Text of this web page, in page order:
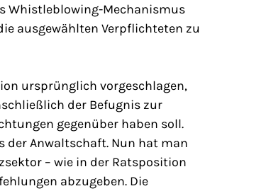
Whistleblowing-Mechanismus
ausgewählten Verpflichteten zu
ursprünglich vorgeschlagen,
der Befugnis zur
gegenüber haben soll.
der Anwaltschaft. Nun hat man
– wie in der Ratsposition
abzugeben. Die